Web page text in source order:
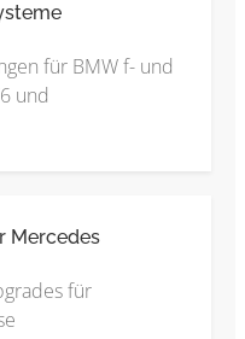
für BMW f- und
und
Mercedes
für